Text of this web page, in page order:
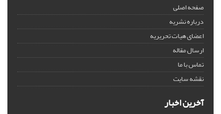
صفحه اصلی
درباره نشریه
اعضای هیات تحریریه
ارسال مقاله
تماس با ما
نقشه سایت
آخرین اخبار